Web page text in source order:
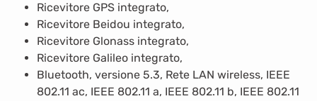
Ricevitore GPS integrato,
Ricevitore Beidou integrato,
Ricevitore Glonass integrato,
Ricevitore Galileo integrato,
Bluetooth, versione 5.3, Rete LAN wireless, IEEE
802.11 ac, IEEE 802.11 a, IEEE 802.11 b, IEEE 802.11